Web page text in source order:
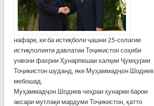
нафаре, ки ба истиқболи ҷашни 25-солагии
истиқлолияти давлатии Тоҷикистон соҳиби
унвони фахрии Ҳунарпешаи халқии Ҷумҳурии
Тоҷикистон шуданд, яке Муҳаммадҷон Шодиев
мебошад.
Муҳаммадҷон Шодиев чеҳраи ҳунарии барои
аксари мутлақи мардуми Тоҷикистон, ҳатто